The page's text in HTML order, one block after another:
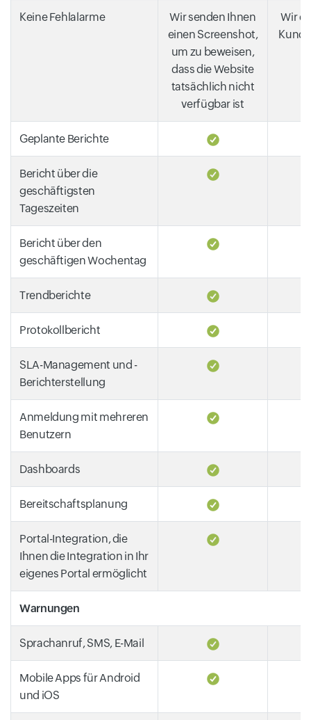
Keine Fehlalarme
Wir senden Ihnen
einen Screenshot,
um zu beweisen,
dass die Website
tatsächlich nicht
verfügbar ist
Wir
Geplante Berichte
Bericht über die
geschäftigsten
Tageszeiten
Bericht über den
geschäftigen Wochentag
Trendberichte
Protokollbericht
SLA-Management und -
Berichterstellung
Anmeldung mit mehreren
Benutzern
Dashboards
Bereitschaftsplanung
Portal-Integration, die
Ihnen die Integration in Ihr
eigenes Portal ermöglicht
Warnungen
Sprachanruf, SMS, E-Mail
Mobile Apps für Android
und iOS